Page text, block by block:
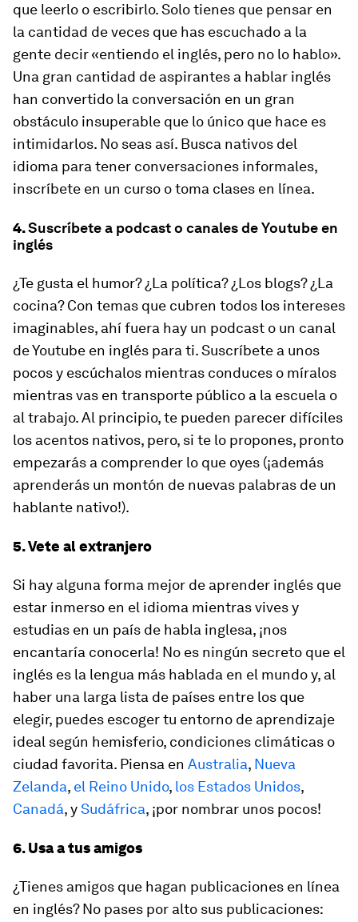
que leerlo o escribirlo. Solo tienes que pensar en
la cantidad de veces que has escuchado a la
gente decir «entiendo el inglés, pero no lo hablo».
Una gran cantidad de aspirantes a hablar inglés
han convertido la conversación en un gran
obstáculo insuperable que lo único que hace es
intimidarlos. No seas así. Busca nativos del
idioma para tener conversaciones informales,
inscríbete en un curso o toma clases en línea.
4.Suscríbete a podcast o canales de Youtube en
inglés
¿Te gusta el humor? ¿La política? ¿Los blogs? ¿La
cocina? Con temas que cubren todos los intereses
imaginables, ahí fuera hay un podcast o un canal
de Youtube en inglés para ti. Suscríbete a unos
pocos y escúchalos mientras conduces o míralos
mientras vas en transporte público a la escuela o
al trabajo. Al principio, te pueden parecer difíciles
los acentos nativos, pero, si te lo propones, pronto
empezarás a comprender lo que oyes (¡además
aprenderás un montón de nuevas palabras de un
hablante nativo!).
5. Vete al extranjero
Si hay alguna forma mejor de aprender inglés que
estar inmerso en el idioma mientras vives y
estudias en un país de habla inglesa, ¡nos
encantaría conocerla! No es ningún secreto que el
inglés es la lengua más hablada en el mundo y, al
haber una larga lista de países entre los que
elegir, puedes escoger tu entorno de aprendizaje
ideal según hemisferio, condiciones climáticas o
ciudad favorita. Piensa en Australia, Nueva
Zelanda, el Reino Unido, los Estados Unidos,
Canadá, ySudáfrica, ¡por nombrar unos pocos!
6. Usa a tus amigos
¿Tienes amigos que hagan publicaciones en línea
en inglés? No pases por alto sus publicaciones: